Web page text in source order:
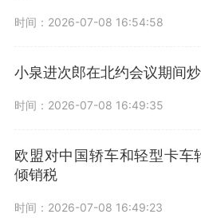
时间：2026-07-08 16:54:58
小泉进次郎在北约会议期间
时间：2026-07-08 16:49:35
欧盟对中国轿车和轻型卡车
倾销税
时间：2026-07-08 16:49:23